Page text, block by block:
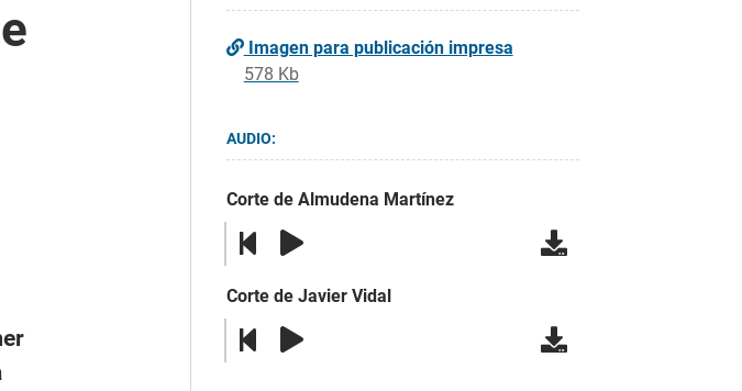
Imagen para publicación impresa
578 Kb
AUDIO:
Corte de Almudena Martínez
Corte de Javier Vidal